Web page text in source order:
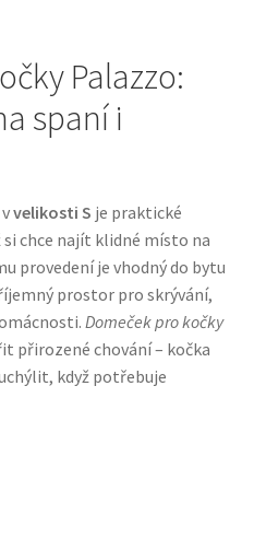
vybavení
krmivo s nordickou kvalitou
— Italské krmivo s
Palazzo:
spaní i
velikosti S je praktické
chce najít klidné místo na
provedení je vhodný do bytu
prostor pro skrývání,
Domeček pro kočky
přirozené chování – kočka
když potřebuje